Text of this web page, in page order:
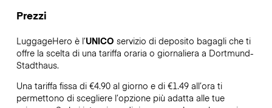
Prezzi
LuggageHero è l’UNICO servizio di deposito bagagli che ti
offre la scelta di una tariffa oraria o giornaliera a Dortmund-
Stadthaus.
Una tariffa fissa di €4.90 al giorno e di €1.49 all’ora ti
permettono di scegliere l’opzione più adatta alle tue